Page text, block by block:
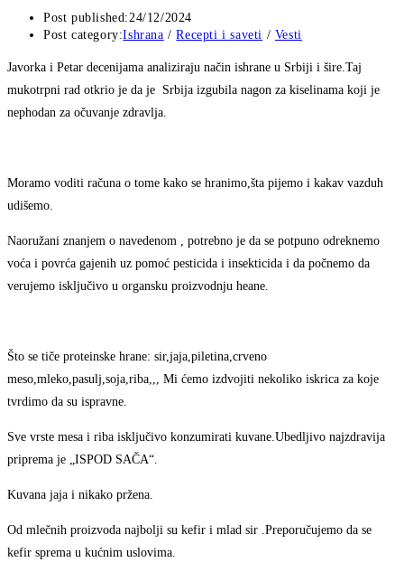
Post published:24/12/2024
Post category:Ishrana / Recepti i saveti / Vesti
Javorka i Petar decenijama analiziraju način ishrane u Srbiji i šire.Taj
mukotrpni rad otkrio je da je Srbija izgubila nagon za kiselinama koji je
nephodan za očuvanje zdravlja.
Moramo voditi računa o tome kako se hranimo,šta pijemo i kakav vazduh
udišemo.
Naoružani znanjem o navedenom , potrebno je da se potpuno odreknemo
voća i povrća gajenih uz pomoć pesticida i insekticida i da počnemo da
verujemo isključivo u organsku proizvodnju heane.
Što se tiče proteinske hrane: sir,jaja,piletina,crveno
meso,mleko,pasulj,soja,riba,,, Mi ćemo izdvojiti nekoliko iskrica za koje
tvrdimo da su ispravne.
Sve vrste mesa i riba isključivo konzumirati kuvane.Ubedljivo najzdravija
priprema je „ISPOD SAČA“.
Kuvana jaja i nikako pržena.
Od mlečnih proizvoda najbolji su kefir i mlad sir .Preporučujemo da se
kefir sprema u kućnim uslovima.